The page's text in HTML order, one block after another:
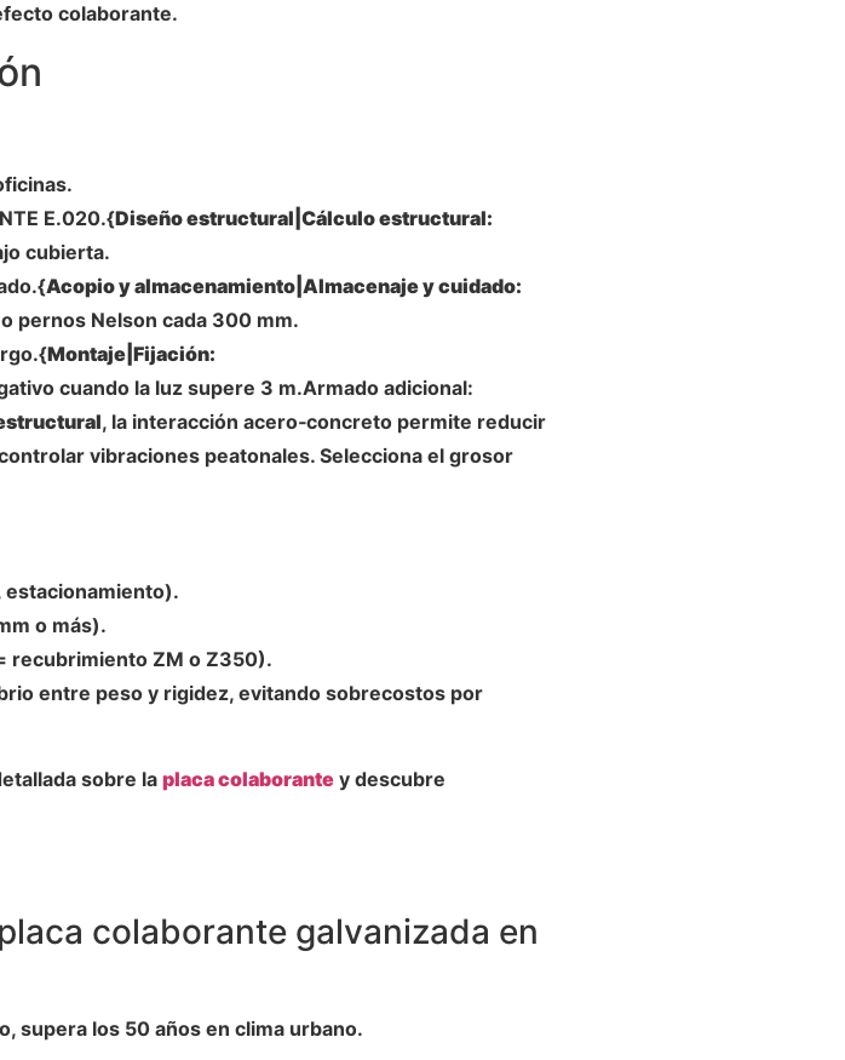
colaborante.
E.020.{Diseño estructural|Cálculo estructural:
cubierta.
Acopio y almacenamiento|Almacenaje y cuidado:
pernos Nelson cada 300 mm.
Montaje|Fijación:
cuando la luz supere 3 m.Armado adicional:
, la interacción acero‑concreto permite reducir
vibraciones peatonales. Selecciona el grosor
estacionamiento).
o más).
recubrimiento ZM o Z350).
entre peso y rigidez, evitando sobrecostos por
sobre laplaca colaborante y descubre
colaborante galvanizada en
supera los 50 años en clima urbano.